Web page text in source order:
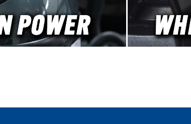
HydroDP Pro 1/4in nozzle spuitmond
Quick Connect 40 graden wit voor
MTM HydroWasmethoden met het
MTM Hydro Foam KitDe set bevat het
toonaangevende schuimkanon PF22.2,
dat met het 1/4 Quick Connect